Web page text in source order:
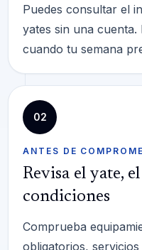
Puedes consultar el
yates sin una
cuando tu semana
02
ANTES DE
Revisa el yate,
condiciones
Comprueba
obligatorios,